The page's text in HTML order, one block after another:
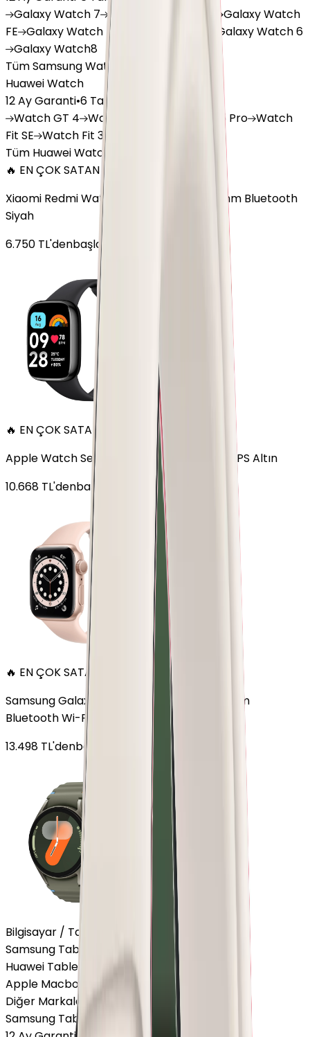
GalaxyWatch 7 Galaxy GalaxyWatch
FE GalaxyWatch 4 GalaxyWatch 6
GalaxyWatch8
Tüm Samsung Watch'lar
Huawei Watch
12 Ay Garanti•6 Taksit
WatchGT 4 Watch GT 5 Pro Watch
Fit SE Watch Fit 3
Tüm Huawei Watch'lar
🔥 EN ÇOK SATAN
Xiaomi Redmi Watch 3 Active Plastik 47mm Bluetooth
Siyah
6.750 TL'denbaşlayan fiyatlar
🔥 EN ÇOK SATAN
Apple Watch Series 6 Alüminyum 40mm GPS Altın
10.668 TL'denbaşlayan fiyatlar
🔥 EN ÇOK SATAN
Samsung Galaxy Watch 7 Alüminyum 40 mm
Bluetooth Wi-Fi Yeşil
13.498 TL'denbaşlayan fiyatlar
Bilgisayar / Tablet
Samsung Tablet
Huawei Tablet
Apple Macbook
Diğer Markalar
Samsung Tablet